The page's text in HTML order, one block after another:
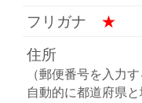
フリガナ ★
住所
（郵便番号を入力す
自動的に都道府県と